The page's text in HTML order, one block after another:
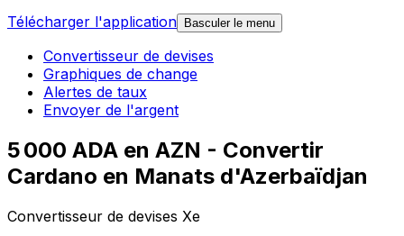
Télécharger l'application
Basculer le menu
Convertisseur de devises
Graphiques de change
Alertes de taux
Envoyer de l'argent
5 000 ADA en AZN - Convertir
Cardano en Manats d'Azerbaïdjan
Convertisseur de devises Xe